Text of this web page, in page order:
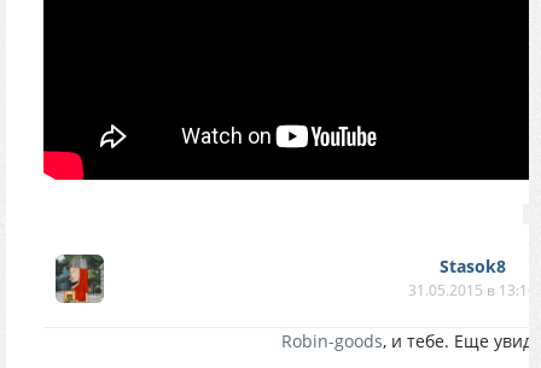
Stasok8
31.05.2015 в 13:16
Robin-goods, и тебе. Еще